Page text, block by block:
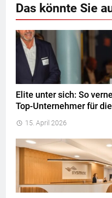
Das könnte Sie
Elite unter sich: So
Top-Unternehmer für
15. April 2026